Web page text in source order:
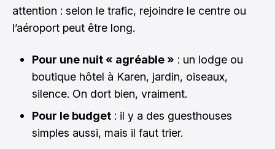
attention : selon le trafic, rejoindre le centre ou
l’aéroport peut être long.
Pour une nuit « agréable » : un lodge ou
boutique hôtel à Karen, jardin, oiseaux,
silence. On dort bien, vraiment.
Pour le budget : il y a des guesthouses
simples aussi, mais il faut trier.